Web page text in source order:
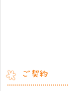
ご契約